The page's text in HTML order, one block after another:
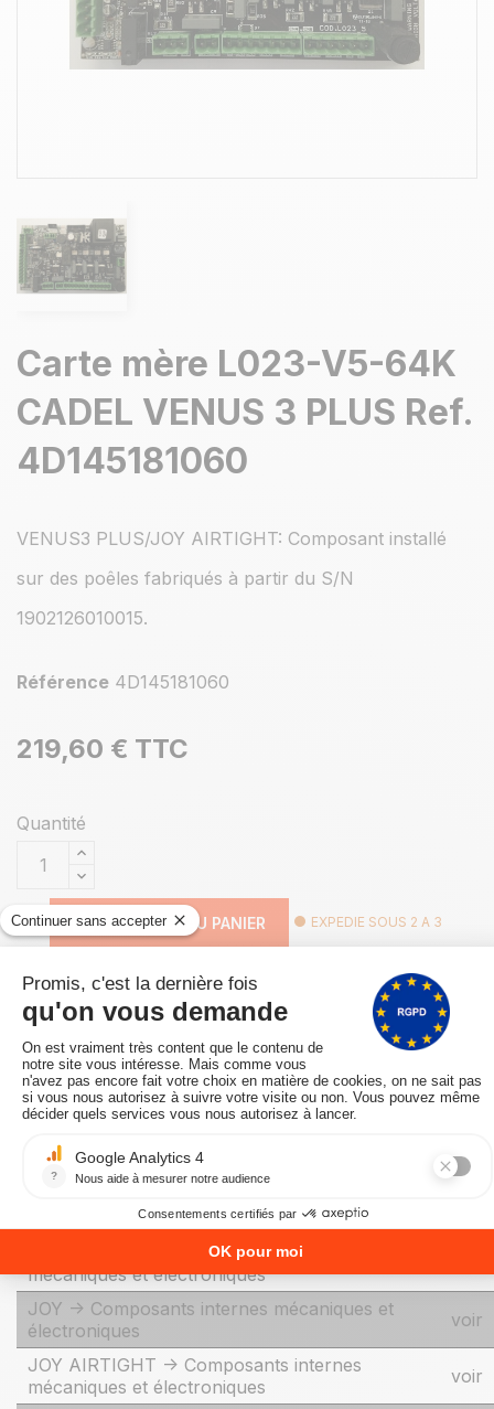
Carte mère L023-V5-64K
CADEL VENUS 3 PLUS Ref.
4D145181060
VENUS3 PLUS/JOY AIRTIGHT: Composant installé
sur des poêles fabriqués à partir du S/N
1902126010015.
Référence 4D145181060
219,60 € TTC
Quantité
AJOUTER AU PANIER EXPEDIE SOUS 2 A 3
Catégories liées
Catégorie
Lien
granulés CADEL
VENUS3 PLUS -> Composants internes
mécaniques et électroniques
JOY -> Composants internes mécaniques et
électroniques
voir
JOY AIRTIGHT -> Composants internes
mécaniques et électroniques
voir